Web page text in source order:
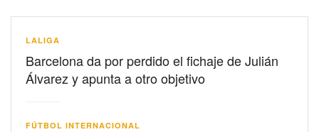
LALIGA
Barcelona da por perdido el fichaje de Julián
Álvarez y apunta a otro objetivo
FÚTBOL INTERNACIONAL